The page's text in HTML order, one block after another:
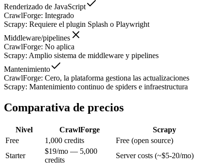
Renderizado de JavaScript
CrawlForge: Integrado
Scrapy: Requiere el plugin Splash o Playwright
Middleware/pipelines
CrawlForge: No aplica
Scrapy: Amplio sistema de middleware y pipelines
Mantenimiento
CrawlForge: Cero, la plataforma gestiona las actualizaciones
Scrapy: Mantenimiento continuo de spiders e infraestructura
Comparativa de precios
Nivel CrawlForge
Scrapy
Free
1,000 credits
Free (open source)
Starter
$19/mo — 5,000
credits
Server costs (~$5-20/mo)